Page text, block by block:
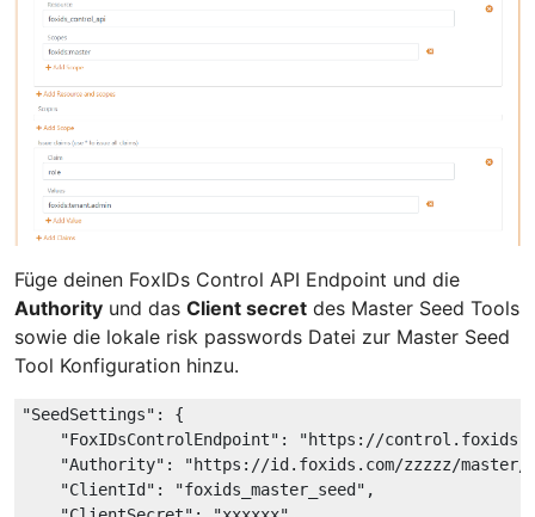
Füge deinen FoxIDs Control API Endpoint und die
Authority und das Client secret des Master Seed Tools
sowie die lokale risk passwords Datei zur Master Seed
Tool Konfiguration hinzu.
"SeedSettings" : {
"FoxIDsControlEndpoint" :
"https://
"Authority" :
"https://id.foxids.com/zzzzz/master/
"ClientId" : "foxids_master_seed" ,